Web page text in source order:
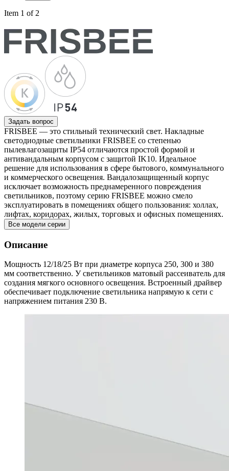
Item 1 of 2
Задать вопрос
FRISBEE — это стильный технический свет. Накладные
светодиодные светильники FRISBEE со степенью
пылевлагозащиты IP54 отличаются простой формой и
антивандальным корпусом с защитой IK10. Идеальное
решение для использования в сфере бытового, коммунального
и коммерческого освещения. Вандалозащищенный корпус
исключает возможность преднамеренного повреждения
светильников, поэтому серию FRISBEE можно смело
эксплуатировать в помещениях общего пользования: холлах,
лифтах, коридорах, жилых, торговых и офисных помещениях.
Все модели серии
Описание
Мощность 12/18/25 Вт при диаметре корпуса 250, 300 и 380
мм соответственно. У светильников матовый рассеиватель для
создания мягкого основного освещения. Встроенный драйвер
обеспечивает подключение светильника напрямую к сети с
напряжением питания 230 В.